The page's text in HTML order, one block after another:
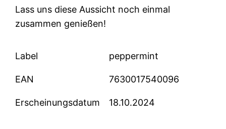
Lass uns diese Aussicht noch einmal
zusammen genießen!
Label peppermint
EAN 7630017540096
Erscheinungsdatum 18.10.2024